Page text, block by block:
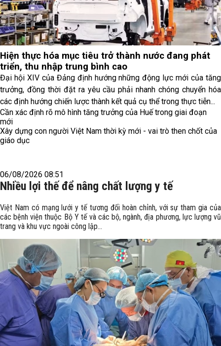
Hiện thực hóa mục tiêu trở thành nước đang phát
triển, thu nhập trung bình cao
Đại hội XIV của Đảng định hướng những động lực mới của tăng
trưởng, đồng thời đặt ra yêu cầu phải nhanh chóng chuyển hóa
các định hướng chiến lược thành kết quả cụ thể trong thực tiễn...
Cần xác định rõ mô hình tăng trưởng của Huế trong giai đoạn
mới
Xây dựng con người Việt Nam thời kỳ mới - vai trò then chốt của
giáo dục
06/08/2026 08:51
Nhiều lợi thế để nâng chất lượng y tế
Việt Nam có mạng lưới y tế tương đối hoàn chỉnh, với sự tham gia của
các bệnh viện thuộc Bộ Y tế và các bộ, ngành, địa phương, lực lượng vũ
trang và khu vực ngoài công lập...